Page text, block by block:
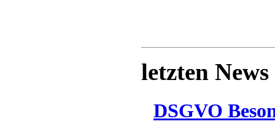
letzten News
DSGVO